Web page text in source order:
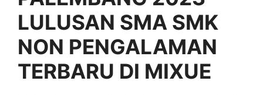
LULUSAN SMA SMK
NON PENGALAMAN
TERBARU DI MIXUE